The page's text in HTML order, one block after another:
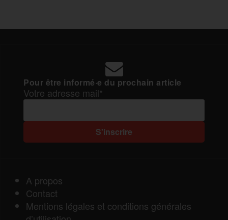
Pour être informé·e du prochain article
Votre adresse mail*
A propos
Contact
Mentions légales et conditions générales